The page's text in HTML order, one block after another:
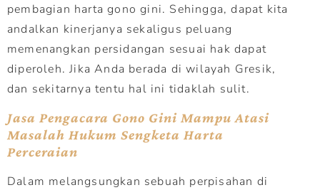
pembagian harta gono gini. Sehingga, dapat kita
andalkan kinerjanya sekaligus peluang
memenangkan persidangan sesuai hak dapat
diperoleh. Jika Anda berada di wilayah Gresik,
dan sekitarnya tentu hal ini tidaklah sulit.
Jasa Pengacara Gono Gini Mampu Atasi
Masalah Hukum Sengketa Harta
Perceraian
Dalam melangsungkan sebuah perpisahan di